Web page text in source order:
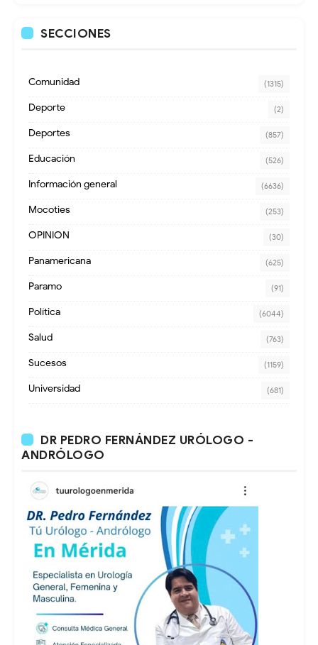
SECCIONES
Comunidad (1315)
Deporte (2)
Deportes (857)
Educación (526)
Información general (6636)
Mocoties (253)
OPINION (30)
Panamericana (625)
Paramo (91)
Política (6044)
Salud (763)
Sucesos (1159)
Universidad (681)
DR PEDRO FERNÁNDEZ URÓLOGO -
ANDRÓLOGO